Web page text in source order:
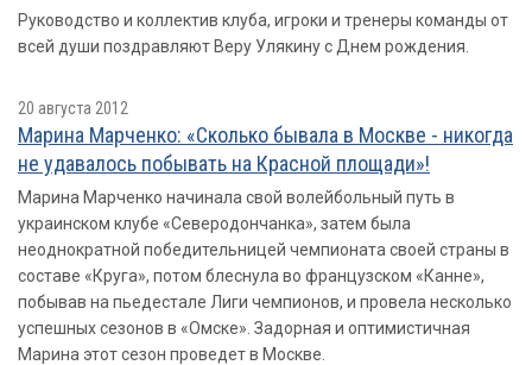
Руководство и коллектив клуба, игроки и тренеры команды от
всей души поздравляют Веру Улякину с Днем рождения.
20 августа 2012
Марина Марченко: «Сколько бывала в Москве - никогда
не удавалось побывать на Красной площади»!
Марина Марченко начинала свой волейбольный путь в
украинском клубе «Северодончанка», затем была
неоднократной победительницей чемпионата своей страны в
составе «Круга», потом блеснула во французском «Канне»,
побывав на пьедестале Лиги чемпионов, и провела несколько
успешных сезонов в «Омске». Задорная и оптимистичная
Марина этот сезон проведет в Москве.